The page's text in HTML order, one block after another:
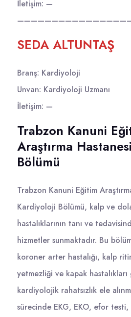
İletişim: —
SEDA ALTUNTAŞ
Branş: Kardiyoloji
Unvan: Kardiyoloji Uzmanı
İletişim: —
Trabzon Kanuni
Araştırma
Bölümü
Trabzon Kanuni Eğitim
Kardiyoloji Bölümü, kalp ve
hastalıklarının tanı ve
hizmetler sunmaktadır. Bu
koroner arter hastalığı, kalp
yetmezliği ve kapak
kardiyolojik rahatsızlık ele
sürecinde EKG, EKO, efor